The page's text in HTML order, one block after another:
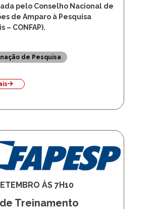
pelo Conselho Nacional de
de Amparo à Pesquisa
– CONFAP).
de Pesquisa
ÀS 7H10
Treinamento